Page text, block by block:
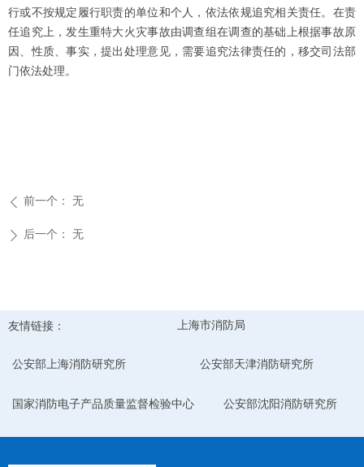
行或不按规定履行职责的单位和个人，依法依规追究相关责任。在责
任追究上，发生重特大火灾事故由调查组在调查的基础上根据事故原
因、性质、事实，提出处理意见，需要追究法律责任的，移交司法部
门依法处理。
ꄴ 前一个： 无
ꄲ 后一个： 无
友情链接： 上海市消防局
公安部上海消防研究所 公安部天津消防研究所
国家消防电子产品质量监督检验中心 公安部沈阳消防研究所